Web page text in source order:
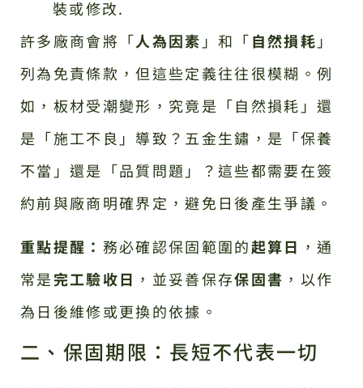
裝或修改.
許多廠商會將「人為因素 」和「自然損耗 」
列為免責條款，但這些定義往往很模糊。例
如，板材受潮變形，究竟是「自然損耗」還
是「施工不良」導致？五金生鏽，是「保養
不當」還是「品質問題」？這些都需要在簽
約前與廠商明確界定，避免日後產生爭議。
重點提醒： 務必確認保固範圍的起算日 ，通
常是完工驗收日 ，並妥善保存保固書 ，以作
為日後維修或更換的依據。
二、保固期限：長短不代表一切